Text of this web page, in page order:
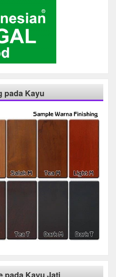
pada Kayu